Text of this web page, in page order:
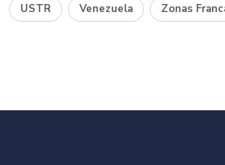
USTR Venezuela Zonas